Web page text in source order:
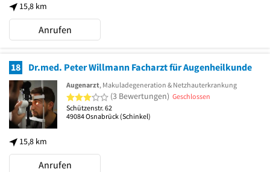
15,8 km
Anrufen
18 Dr.med. Peter Willmann Facharzt für Augenheilkunde
15,8 km
Augenarzt, Makuladegeneration & Netzhauterkrankung
3 von 5 Sternen
(3 Bewertungen) Geschlossen
Schützenstr. 62
49084Osnabrück (Schinkel)
Anrufen